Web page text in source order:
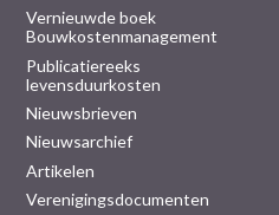
Vernieuwde boek
Bouwkostenmanagement
Publicatiereeks
levensduurkosten
Nieuwsbrieven
Nieuwsarchief
Artikelen
Verenigingsdocumenten